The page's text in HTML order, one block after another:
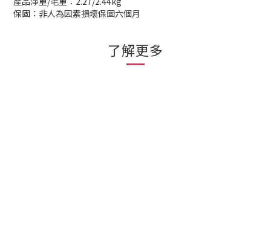
保固：非人為因素損壞保固六個月
了解更多